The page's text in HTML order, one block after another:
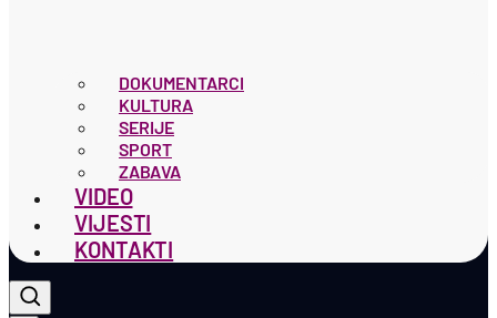
DOKUMENTARCI
KULTURA
SERIJE
SPORT
ZABAVA
VIDEO
VIJESTI
KONTAKTI